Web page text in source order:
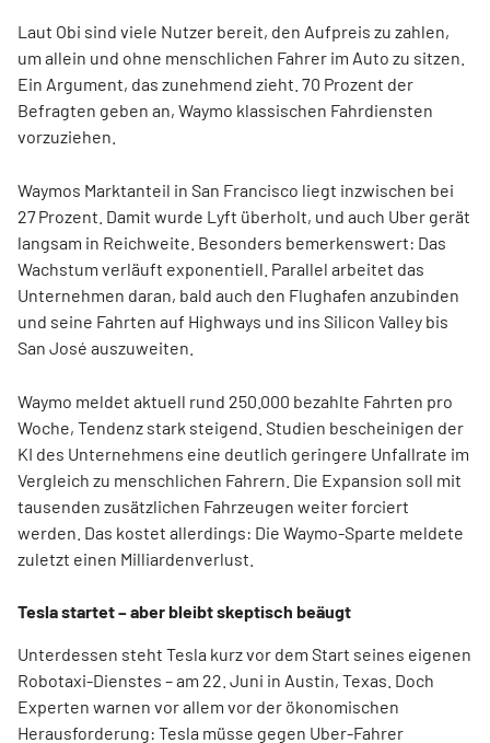
Laut Obi sind viele Nutzer bereit, den Aufpreis zu zahlen,
um allein und ohne menschlichen Fahrer im Auto zu sitzen.
Ein Argument, das zunehmend zieht. 70 Prozent der
Befragten geben an, Waymo klassischen Fahrdiensten
vorzuziehen.
Waymos Marktanteil in San Francisco liegt inzwischen bei
27 Prozent. Damit wurde Lyft überholt, und auch Uber gerät
langsam in Reichweite. Besonders bemerkenswert: Das
Wachstum verläuft exponentiell. Parallel arbeitet das
Unternehmen daran, bald auch den Flughafen anzubinden
und seine Fahrten auf Highways und ins Silicon Valley bis
San José auszuweiten.
Waymo meldet aktuell rund 250.000 bezahlte Fahrten pro
Woche, Tendenz stark steigend. Studien bescheinigen der
KI des Unternehmens eine deutlich geringere Unfallrate im
Vergleich zu menschlichen Fahrern. Die Expansion soll mit
tausenden zusätzlichen Fahrzeugen weiter forciert
werden. Das kostet allerdings: Die Waymo-Sparte meldete
zuletzt einen Milliardenverlust.
Tesla startet – aber bleibt skeptisch beäugt
Unterdessen steht Tesla kurz vor dem Start seines eigenen
Robotaxi-Dienstes – am 22. Juni in Austin, Texas. Doch
Experten warnen vor allem vor der ökonomischen
Herausforderung: Tesla müsse gegen Uber-Fahrer